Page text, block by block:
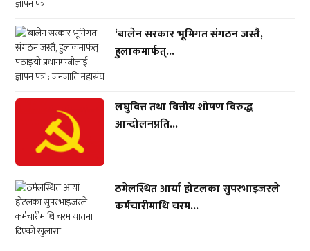
‘बालेन सरकार भूमिगत संगठन जस्तै,
हुलाकमार्फत्...
लघुवित्त तथा वित्तीय शोषण विरुद्ध
आन्दोलनप्रति...
ठमेलस्थित आर्या होटलका सुपरभाइजरले
कर्मचारीमाथि चरम...